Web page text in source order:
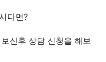
다면?
신후 상담 신청을 해보